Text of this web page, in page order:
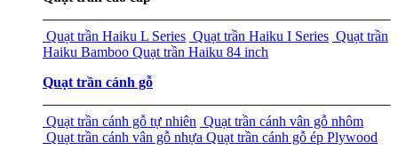
Quạt trần Haiku L Series Quạt trần Haiku I Series Quạt trần
Haiku Bamboo Quạt trần Haiku 84 inch
Quạt trần cánh gỗ
Quạt trần cánh gỗ tự nhiên Quạt trần cánh vân gỗ nhôm
Quạt trần cánh vân gỗ nhựa Quạt trần cánh gỗ ép Plywood